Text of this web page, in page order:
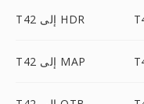
T42 إلى HDR
T42 إلى MAP